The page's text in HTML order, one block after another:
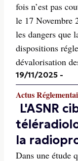
fois n’est pas
le 17 Novembre
les dangers que
dispositions
dévalorisation
19/11/2025 -
Actus
L'ASNR
la
Dans une étude